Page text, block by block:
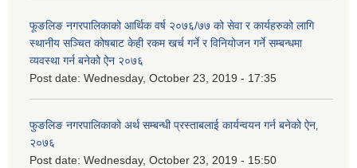
फूङलिङ नगरपालिकाको आर्थिक वर्ष २०७६/७७ को सेवा र कार्यहरुको लागि
स्थानीय सञ्चित कोषबाट केही रकम खर्च गर्ने र विनियोजन गर्ने सम्बन्धमा
व्यवस्था गर्न बनेको ऐन २०७६
Post date: Wednesday, October 23, 2019 - 17:35
फुङलिङ नगरपालिकाको अर्थ सम्बन्धी प्रस्ताबलाई कार्यन्वयन गर्न बनेको ऐन‚
२०७६
Post date: Wednesday, October 23, 2019 - 15:50